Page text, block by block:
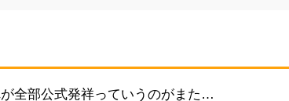
全部公式発祥っていうのがまた…